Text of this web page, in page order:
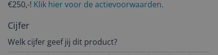
€250,-! Klik hier voor de actievoorwaarden.
Cijfer
Welk cijfer geef jij dit product?